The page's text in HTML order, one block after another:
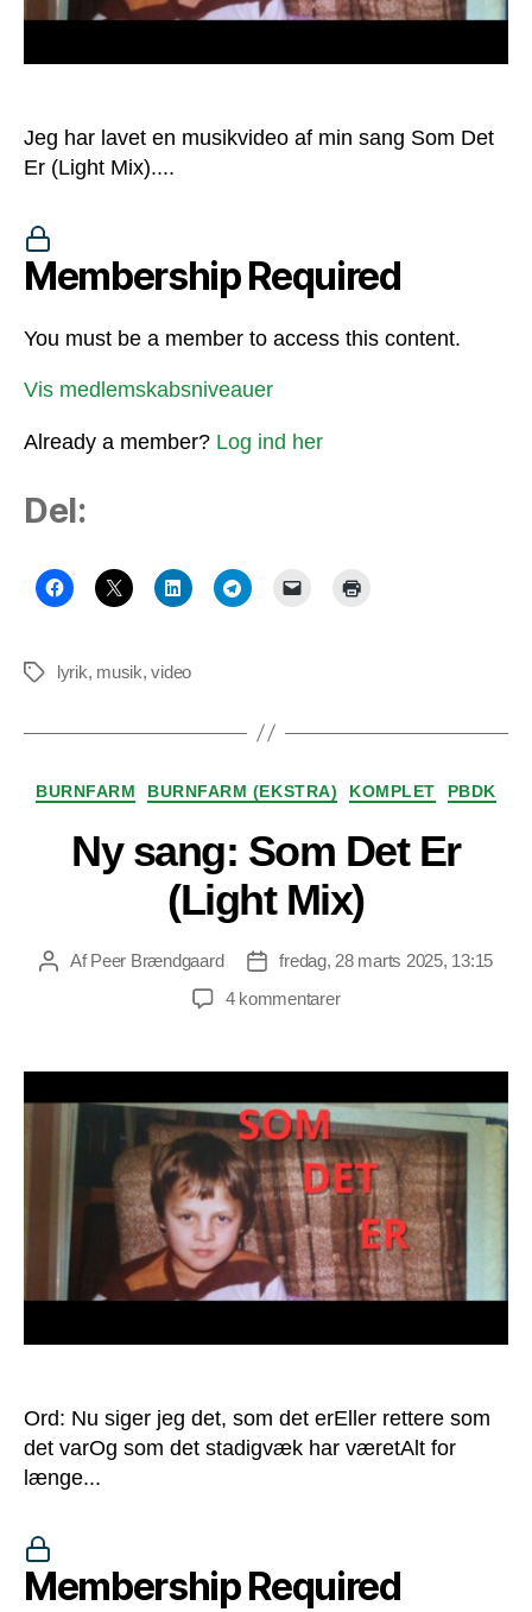
Jeg har lavet en musikvideo af min sang Som Det
Er (Light Mix)....
Membership Required
You must be a member to access this content.
Vis medlemskabsniveauer
Already a member? Log ind her
Del:
Tags lyrik, musik,video
Kategorier
BURNFARM BURNFARM (EKSTRA) KOMPLET PBDK
Ny sang: Som Det Er
(Light Mix)
Indlægsforfatter
AfPeer Brændgaard Indlægsdato
fredag, 28 marts 2025, 13:15
4 kommentarertil
Som
Det
Er
(Light
Mix)
Ord: Nu siger jeg det, som det erEller rettere som
det varOg som det stadigvæk har væretAlt for
længe...
Membership Required